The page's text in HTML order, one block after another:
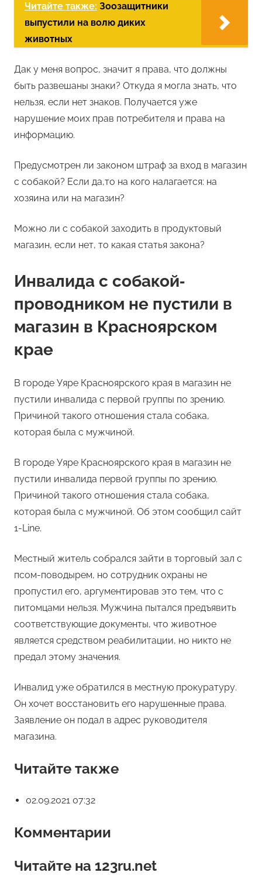
Читайте также: Зоозащитники
выпустили на волю диких
животных
Дак у меня вопрос, значит я права, что должны
быть развешаны знаки? Откуда я могла знать, что
нельзя, если нет знаков. Получается уже
нарушение моих прав потребителя и права на
информацию.
Предусмотрен ли законом штраф за вход в магазин
с собакой? Если да,то на кого налагается: на
хозяина или на магазин?
Можно ли с собакой заходить в продуктовый
магазин, если нет, то какая статья закона?
Инвалида с собакой‐
проводником не пустили в
магазин в Красноярском
крае
В городе Уяре Красноярского края в магазин не
пустили инвалида с первой группы по зрению.
Причиной такого отношения стала собака,
которая была с мужчиной.
В городе Уяре Красноярского края в магазин не
пустили инвалида первой группы по зрению.
Причиной такого отношения стала собака,
которая была с мужчиной. Об этом сообщил сайт
1-Line.
Местный житель собрался зайти в торговый зал с
псом-поводырем, но сотрудник охраны не
пропустил его, аргументировав это тем, что с
питомцами нельзя. Мужчина пытался предъявить
соответствующие документы, что животное
является средством реабилитации, но никто не
предал этому значения.
Инвалид уже обратился в местную прокуратуру.
Он хочет восстановить его нарушенные права.
Заявление он подал в адрес руководителя
магазина.
Читайте также
02.09.2021 07:32
Комментарии
Читайте на 123ru.net